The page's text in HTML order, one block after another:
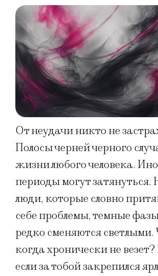
От неудачи никто не
Полосы черней черного
жизни любого человека.
периоды могут затянуться.
люди, которые словно
себе проблемы, темные
редко сменяются светлыми.
когда хронически не
если за тобой закрепился